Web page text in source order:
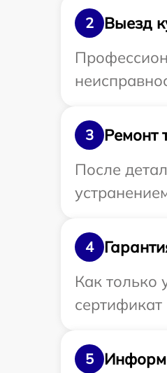
2
Выезд
3
Ремонт
После
4
Как только
сертификат
5